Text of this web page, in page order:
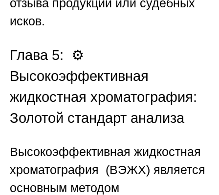
отзыва продукции или судебных
исков.
Глава 5: ⚙️
Высокоэффективная
жидкостная хроматография:
Золотой стандарт анализа
Высокоэффективная жидкостная
хроматография (ВЭЖХ) является
основным методом